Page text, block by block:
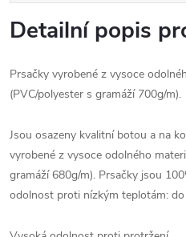
Detailní popis
Prsačky vyrobené z vysoce
(PVC/polyester s gramáží 700g/m).
Jsou osazeny kvalitní botou a na
vyrobené z vysoce odolného
gramáží 680g/m). Prsačky jsou
odolnost proti nízkým teplotám: do